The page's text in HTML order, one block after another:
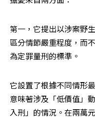
第一，它提出以涉案野
區分情節嚴重程度，而
為定罪量刑的標準。
它設置了根據不同情形
意味著涉及「低價值」
入刑」的情況。在兩萬